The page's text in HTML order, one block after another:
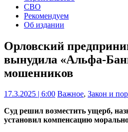
СВО
Рекомендуем
Об издании
Орловский
вынудила «Альфа-
мошенников
17.3.2025 | 6:00 Важное, Закон и
Суд решил возместить ущерб,
установил компенсацию